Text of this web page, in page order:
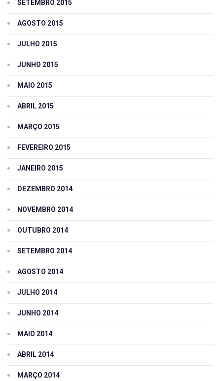
SETEMBRO 2015
AGOSTO 2015
JULHO 2015
JUNHO 2015
MAIO 2015
ABRIL 2015
MARÇO 2015
FEVEREIRO 2015
JANEIRO 2015
DEZEMBRO 2014
NOVEMBRO 2014
OUTUBRO 2014
SETEMBRO 2014
AGOSTO 2014
JULHO 2014
JUNHO 2014
MAIO 2014
ABRIL 2014
MARÇO 2014